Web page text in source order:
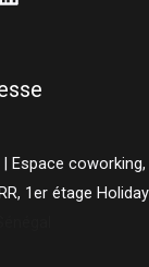
| Espace
1er étage